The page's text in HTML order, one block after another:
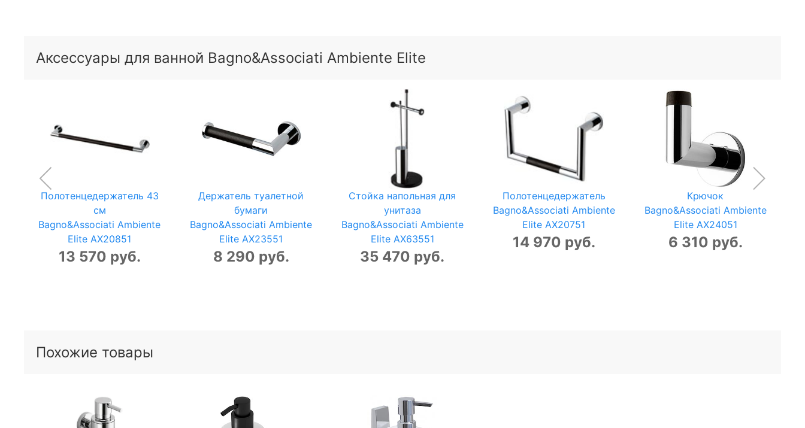
Аксессуары для ванной Bagno&Associati Ambiente Elite
Полотенцедержатель 43
см
Bagno&Associati Ambiente
Elite AX20851
13 570 руб.
Держатель туалетной
бумаги
Bagno&Associati Ambiente
Elite AX23551
8 290 руб.
Стойка напольная для
унитаза
Bagno&Associati Ambiente
Elite AX63551
35 470 руб.
Полотенцедержатель
Bagno&Associati Ambiente
Elite AX20751
14 970 руб.
Крючок
Bagno&Associati Ambiente
Elite AX24051
6 310 руб.
Похожие товары